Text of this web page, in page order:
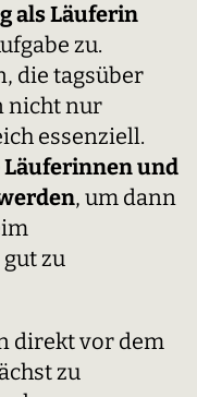
als Läuferin
zu.
die tagsüber
nicht nur
essenziell.
Läuferinnen und
, um dann
zu
direkt vor dem
zu